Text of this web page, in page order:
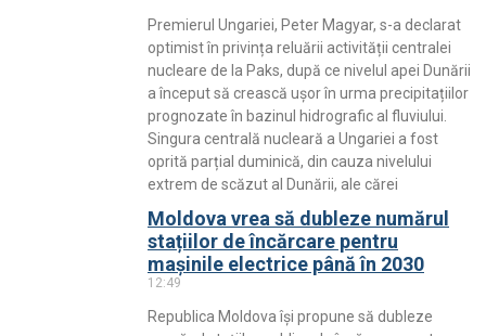
Premierul Ungariei, Peter Magyar, s-a declarat
optimist în privința reluării activității centralei
nucleare de la Paks, după ce nivelul apei Dunării
a început să crească ușor în urma precipitațiilor
prognozate în bazinul hidrografic al fluviului.
Singura centrală nucleară a Ungariei a fost
oprită parțial duminică, din cauza nivelului
extrem de scăzut al Dunării, ale cărei
Moldova vrea să dubleze numărul
stațiilor de încărcare pentru
mașinile electrice până în 2030
12:49
Republica Moldova își propune să dubleze